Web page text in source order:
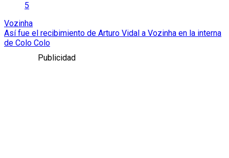
5
Vozinha
Así fue el recibimiento de Arturo Vidal a Vozinha en la interna
de Colo Colo
Publicidad